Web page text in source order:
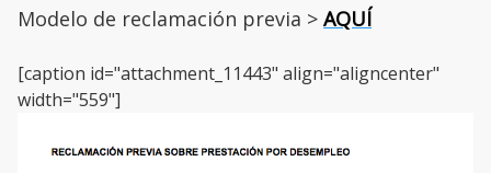
Modelo de reclamación previa > AQUÍ
[caption id="attachment_11443" align="aligncenter"
width="559"]